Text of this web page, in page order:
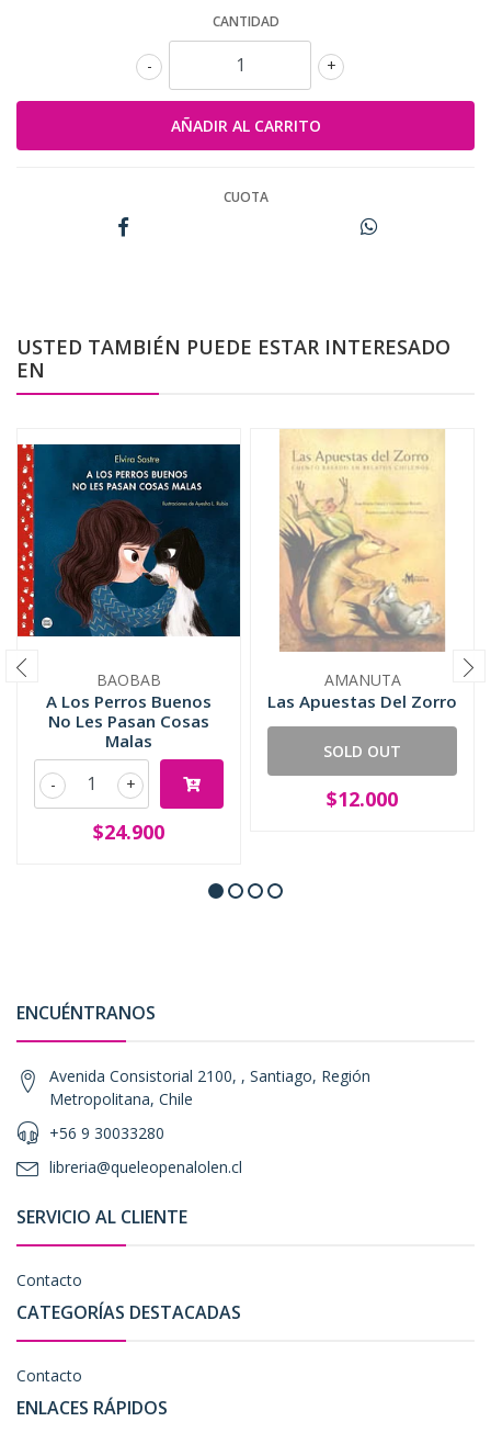
CANTIDAD
+
-
CUOTA
USTED TAMBIÉN PUEDE ESTAR INTERESADO
EN
BAOBAB
A Los Perros Buenos
No Les Pasan Cosas
Malas
+
-
$24.900
AMANUTA
Las Apuestas Del Zorro
SOLD OUT
$12.000
ENCUÉNTRANOS
Avenida Consistorial 2100, , Santiago, Región
Metropolitana, Chile
+56 9 30033280
libreria@queleopenalolen.cl
SERVICIO AL CLIENTE
Contacto
CATEGORÍAS DESTACADAS
Contacto
ENLACES RÁPIDOS